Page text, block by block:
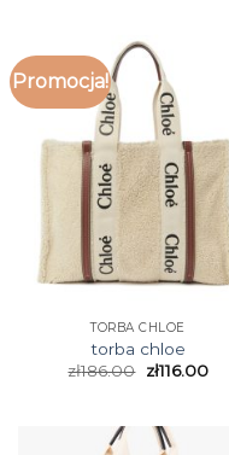
Promocja!
TORBA CHLOE
torba chloe
zł186.00 zł116.00